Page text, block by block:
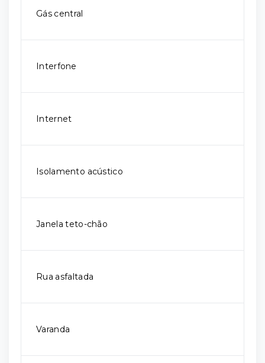
Gás central
Interfone
Internet
Isolamento acústico
Janela teto-chão
Rua asfaltada
Varanda